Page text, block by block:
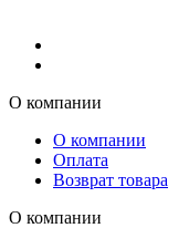
О компании
О компании
Оплата
Возврат товара
О компании